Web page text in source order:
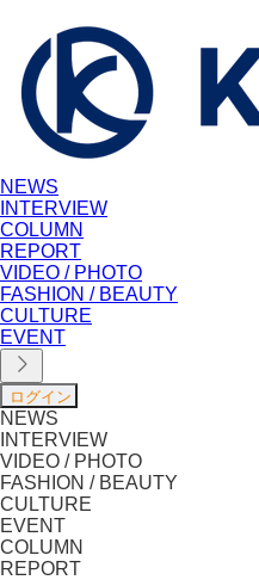
NEWS
INTERVIEW
COLUMN
REPORT
VIDEO / PHOTO
FASHION / BEAUTY
CULTURE
EVENT
NEWS
INTERVIEW
VIDEO / PHOTO
FASHION / BEAUTY
CULTURE
EVENT
COLUMN
REPORT